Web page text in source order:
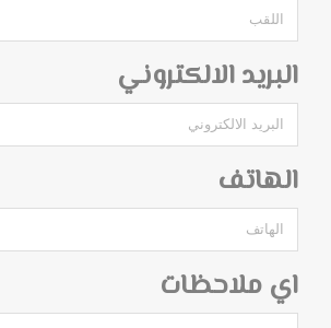
البريد الالكتروني
الهاتف
اي ملاحظات